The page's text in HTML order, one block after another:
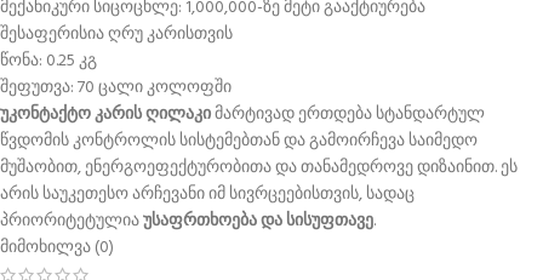
მექანიკური სიცოცხლე: 1,000,000-ზე მეტი გააქტიურება
შესაფერისია ღრუ კარისთვის
წონა: 0.25 კგ
შეფუთვა: 70 ცალი კოლოფში
უკონტაქტო კარის ღილაკიმარტივად ერთდება სტანდარტულ
წვდომის კონტროლის სისტემებთან და გამოირჩევა საიმედო
მუშაობით, ენერგოეფექტურობითა და თანამედროვე დიზაინით. ეს
არის საუკეთესო არჩევანი იმ სივრცეებისთვის, სადაც
პრიორიტეტულიაუსაფრთხოება და სისუფთავე.
მიმოხილვა (0)